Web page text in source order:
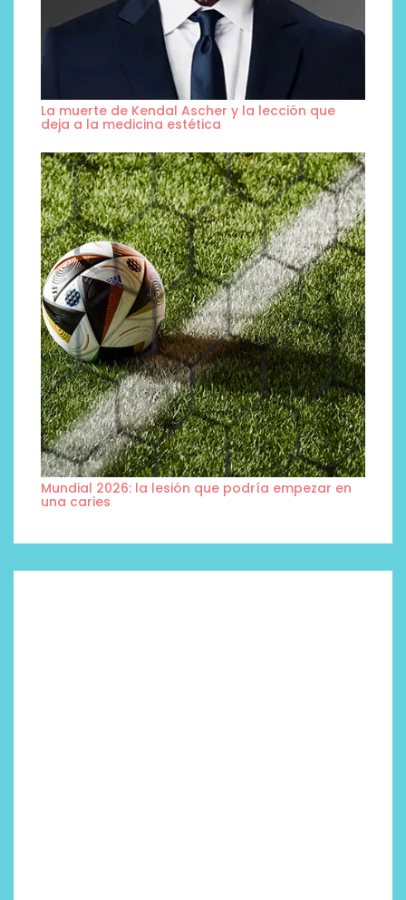
La muerte de Kendal Ascher y la lección que
deja a la medicina estética
Mundial 2026: la lesión que podría empezar en
una caries